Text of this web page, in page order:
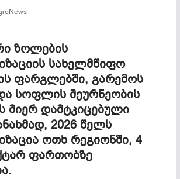
ზოლების
სახელმწიფო
ფარგლებში, გარემოს
სოფლის მეურნეობის
მიერ დამტკიცებული
2026 წელს
ოთხ რეგიონში, 4
ფართობზე